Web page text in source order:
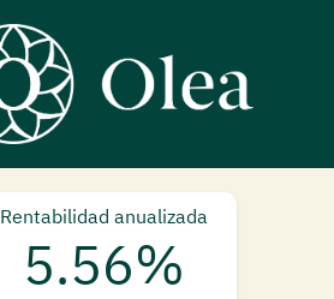
Rentabilidad anualizada
5.56%